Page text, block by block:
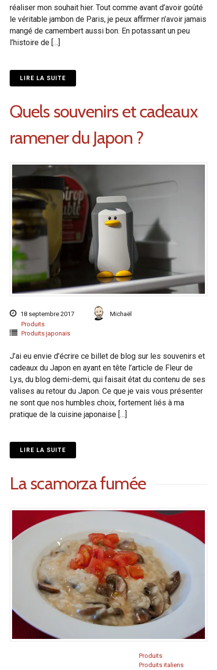
réaliser mon souhait hier. Tout comme avant d’avoir goûté
le véritable jambon de Paris, je peux affirmer n’avoir jamais
mangé de camembert aussi bon. En potassant un peu
l’histoire de […]
LIRE LA SUITE
Quels souvenirs et cadeaux
ramener du Japon ?
18 septembre 2017
Michaël
Produits
Produits japonais
J’ai eu envie d’écrire ce billet de blog sur les souvenirs et
cadeaux du Japon en ayant en tête l’article de Fleur de
Lys, du blog demi-demi, qui faisait état du contenu de ses
valises au retour du Japon. Ce que je vais vous présenter
ne sont que nos humbles choix, fortement liés à ma
pratique de la cuisine japonaise […]
LIRE LA SUITE
La scamorza fumée
Produits
Produits italiens